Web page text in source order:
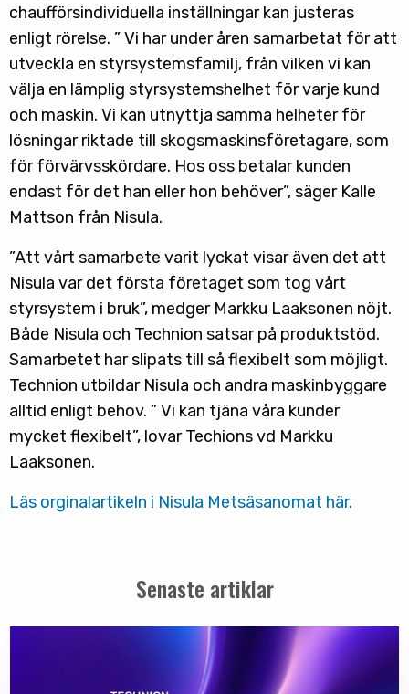
chaufförsindividuella inställningar kan justeras
enligt rörelse. ” Vi har under åren samarbetat för att
utveckla en styrsystemsfamilj, från vilken vi kan
välja en lämplig styrsystemshelhet för varje kund
och maskin. Vi kan utnyttja samma helheter för
lösningar riktade till skogsmaskinsföretagare, som
för förvärvsskördare. Hos oss betalar kunden
endast för det han eller hon behöver”, säger Kalle
Mattson från Nisula.
”Att vårt samarbete varit lyckat visar även det att
Nisula var det första företaget som tog vårt
styrsystem i bruk”, medger Markku Laaksonen nöjt.
Både Nisula och Technion satsar på produktstöd.
Samarbetet har slipats till så flexibelt som möjligt.
Technion utbildar Nisula och andra maskinbyggare
alltid enligt behov. ” Vi kan tjäna våra kunder
mycket flexibelt”, lovar Techions vd Markku
Laaksonen.
Läs orginalartikeln i Nisula Metsäsanomat här.
Senaste artiklar